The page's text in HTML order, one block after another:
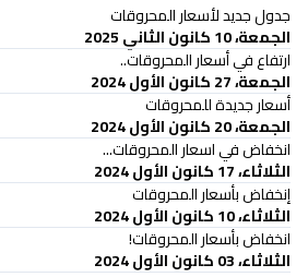
جدول جديد لأسعار المحروقات
الجمعة، 10 كانون الثاني 2025
ارتفاع في أسعار المحروقات..
الجمعة، 27 كانون الأول 2024
أسعار جديدة للمحروقات
الجمعة، 20 كانون الأول 2024
انخفاض في اسعار المحروقات...
الثلاثاء، 17 كانون الأول 2024
إنخفاض بأسعار المحروقات
الثلاثاء، 10 كانون الأول 2024
انخفاض بأسعار المحروقات!
الثلاثاء، 03 كانون الأول 2024